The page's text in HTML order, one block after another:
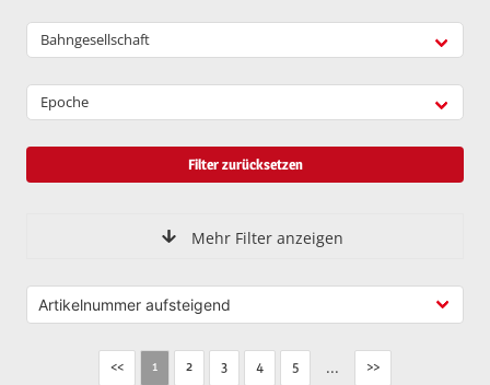
Bahngesellschaft
Epoche
Filter zurücksetzen
Mehr Filter anzeigen
<< 1 2 3 4 5 ... >>